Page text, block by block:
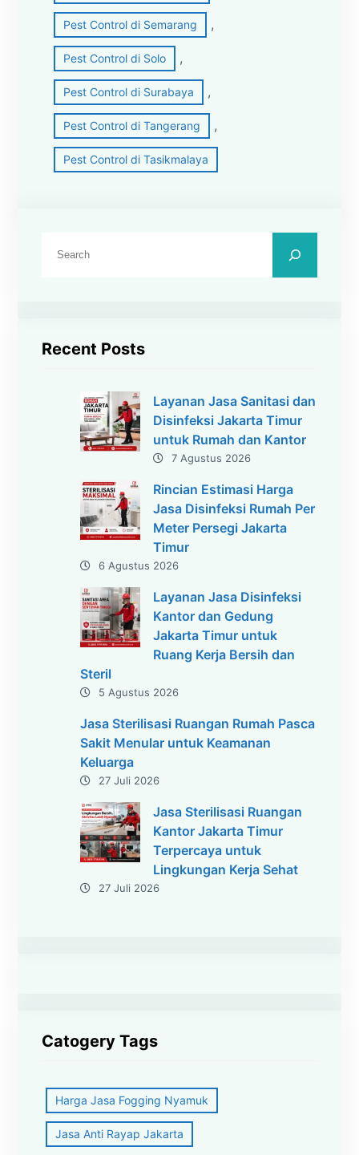
Pest Control di Semarang ,
Pest Control di Solo ,
Pest Control di Surabaya ,
Pest Control di Tangerang ,
Pest Control di Tasikmalaya
Recent Posts
Layanan Jasa Sanitasi dan
Disinfeksi Jakarta Timur
untuk Rumah dan Kantor
7 Agustus 2026
Rincian Estimasi Harga
Jasa Disinfeksi Rumah Per
Meter Persegi Jakarta
Timur
6 Agustus 2026
Layanan Jasa Disinfeksi
Kantor dan Gedung
Jakarta Timur untuk
Ruang Kerja Bersih dan
Steril
5 Agustus 2026
Jasa Sterilisasi Ruangan Rumah Pasca
Sakit Menular untuk Keamanan
Keluarga
27 Juli 2026
Jasa Sterilisasi Ruangan
Kantor Jakarta Timur
Terpercaya untuk
Lingkungan Kerja Sehat
27 Juli 2026
Catogery Tags
Harga Jasa Fogging Nyamuk
Jasa Anti Rayap Jakarta